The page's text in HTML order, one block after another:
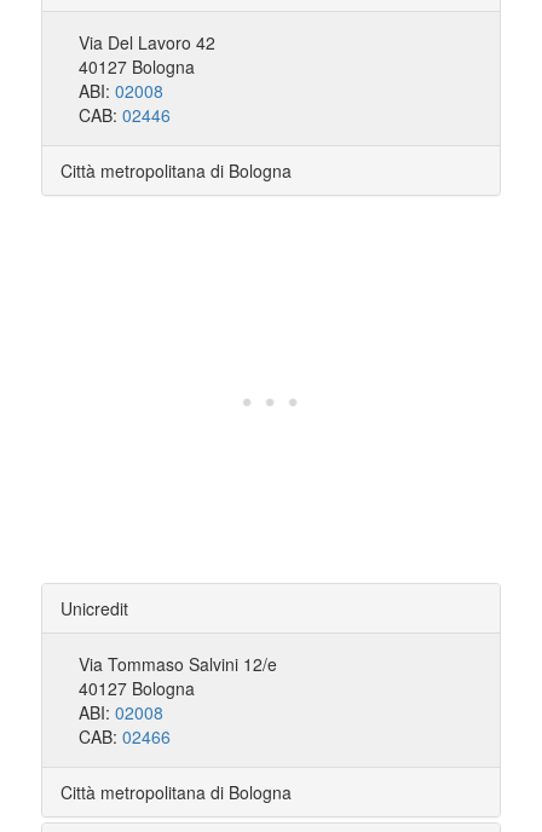
Via Del Lavoro 42
40127 Bologna
ABI: 02008
CAB: 02446
Città metropolitana di Bologna
Unicredit
Via Tommaso Salvini 12/e
40127 Bologna
ABI: 02008
CAB: 02466
Città metropolitana di Bologna